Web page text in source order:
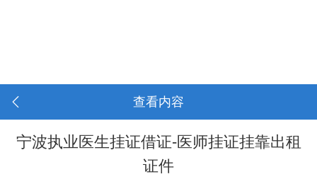
查看内容
宁波执业医生挂证借证-医师挂证挂靠出租
证件